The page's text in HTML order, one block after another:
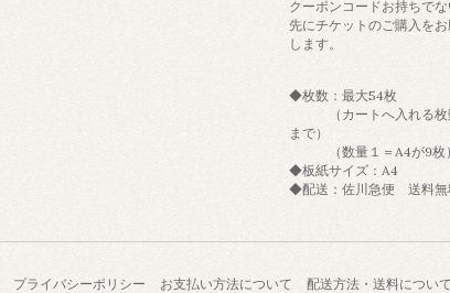
クーポンコードお持ちでな
先にチケットのご購入を
します。
◆枚数：最大54枚
（カートへ入れる枚
まで）
（数量１＝A4が9枚）
◆板紙サイズ：A4
◆配送：佐川急便 送料無
プライバシーポリシー お支払い方法について 配送方法・送料について